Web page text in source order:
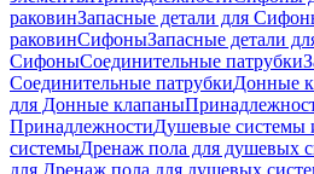
раковинЗапасные детали для
раковинСифоныЗапасные детали
СифоныСоединительные патрубки
Соединительные патрубкиДонные
для Донные клапаны
ПринадлежностиДушевые системы
системыДренаж пола для душевых
для Дренаж пола для душевых